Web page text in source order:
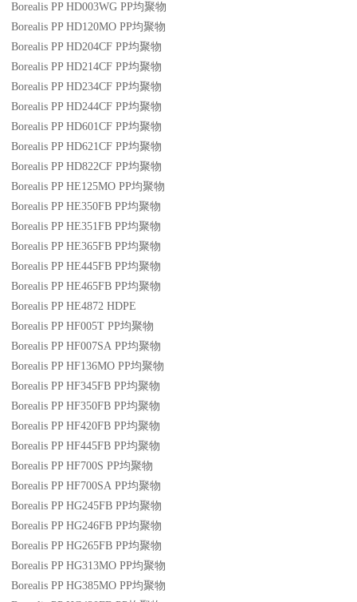
Borealis PP HD003WG PP均聚物
Borealis PP HD120MO PP均聚物
Borealis PP HD204CF PP均聚物
Borealis PP HD214CF PP均聚物
Borealis PP HD234CF PP均聚物
Borealis PP HD244CF PP均聚物
Borealis PP HD601CF PP均聚物
Borealis PP HD621CF PP均聚物
Borealis PP HD822CF PP均聚物
Borealis PP HE125MO PP均聚物
Borealis PP HE350FB PP均聚物
Borealis PP HE351FB PP均聚物
Borealis PP HE365FB PP均聚物
Borealis PP HE445FB PP均聚物
Borealis PP HE465FB PP均聚物
Borealis PP HE4872 HDPE
Borealis PP HF005T PP均聚物
Borealis PP HF007SA PP均聚物
Borealis PP HF136MO PP均聚物
Borealis PP HF345FB PP均聚物
Borealis PP HF350FB PP均聚物
Borealis PP HF420FB PP均聚物
Borealis PP HF445FB PP均聚物
Borealis PP HF700S PP均聚物
Borealis PP HF700SA PP均聚物
Borealis PP HG245FB PP均聚物
Borealis PP HG246FB PP均聚物
Borealis PP HG265FB PP均聚物
Borealis PP HG313MO PP均聚物
Borealis PP HG385MO PP均聚物